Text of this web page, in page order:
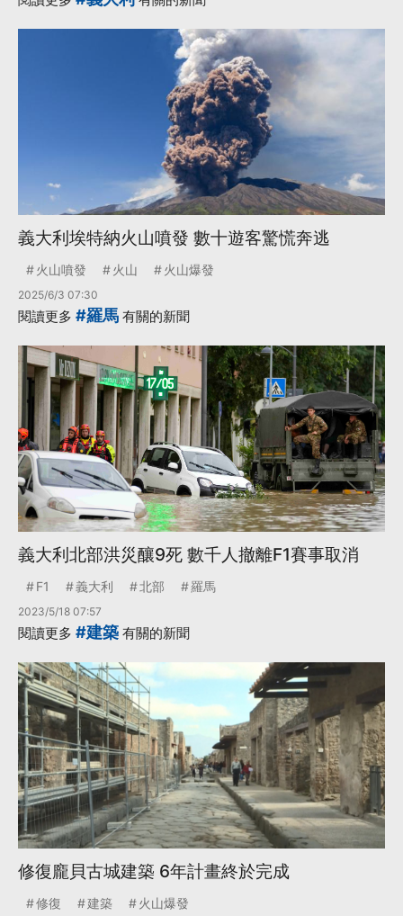
義大利埃特納火山噴發 數十遊客驚慌奔逃
火山噴發 火山 火山爆發
2025/6/3 07:30
閱讀更多 #羅馬 有關的新聞
義大利北部洪災釀9死 數千人撤離F1賽事取消
F1 義大利 北部 羅馬
2023/5/18 07:57
閱讀更多 #建築 有關的新聞
修復龐貝古城建築 6年計畫終於完成
修復 建築 火山爆發